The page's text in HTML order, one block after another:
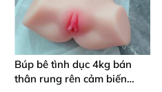
Búp bê tình dục 4kg bán
thân rung rên cảm biến